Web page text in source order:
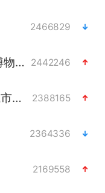
2466829
部分观众入场受阻 浙江省博物馆致歉 2442246
以“新”破局 首发经济点亮城市消费活力 2388165
2364336
2169558